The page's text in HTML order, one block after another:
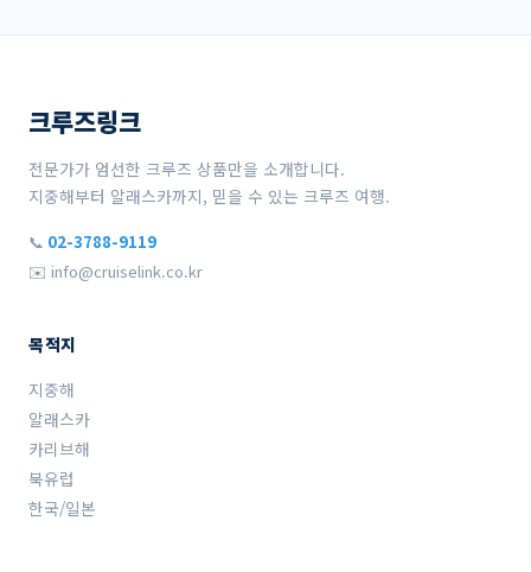
크루즈링크
전문가가 엄선한 크루즈 상품만을 소개합니다.
지중해부터 알래스카까지, 믿을 수 있는 크루즈 여행.
📞 02-3788-9119
✉️ info@cruiselink.co.kr
목적지
지중해
알래스카
카리브해
북유럽
한국/일본